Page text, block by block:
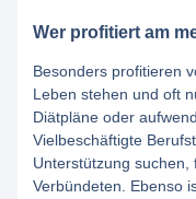
Wer profitiert am
Besonders profitieren
Leben stehen und oft
Diätpläne oder
Vielbeschäftigte
Unterstützung suchen,
Verbündeten. Ebenso